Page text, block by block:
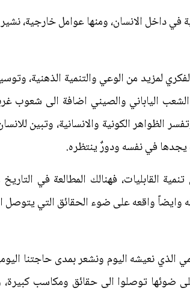
في داخل الانسان، ومنها عوامل خارجية،
لمزيد من الوعي والتنمية الذهنية،
الياباني والصيني اضافة الى شعوب
الظواهر الكونية والانسانية، وتبين
يجدها في نفسه ودورٌ ينتظره.
القابليات، فهنالك المطالعة في
وايضاً واقعه على ضوء الحقائق التي يتوصل
الذي نعيشه اليوم ونشعر بمدى حاجتنا
ضوئها توصلوا الى حقائق ومكاسب